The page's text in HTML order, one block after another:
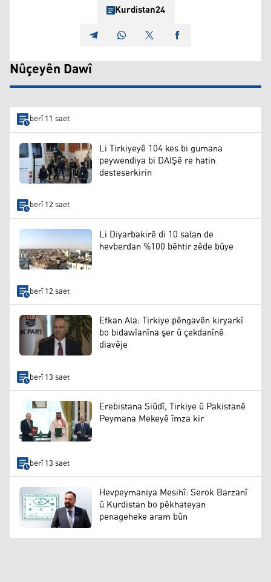
Kurdistan24
Nûçeyên Dawî
berî 11 saet
Li Tirkiyeyê 104 kes bi gumana
peywendiya bi DAIŞê re hatin
desteserkirin
berî 12 saet
Li Diyarbakirê di 10 salan de
hevberdan %100 bêhtir zêde bûye
berî 12 saet
Efkan Ala: Tirkiye pêngavên kiryarkî
bo bidawîanîna şer û çekdanînê
diavêje
berî 13 saet
Erebistana Siûdî, Tirkiye û Pakistanê
Peymana Mekeyê îmza kir
berî 13 saet
Hevpeymaniya Mesihî: Serok Barzanî
û Kurdistan bo pêkhateyan
penageheke aram bûn